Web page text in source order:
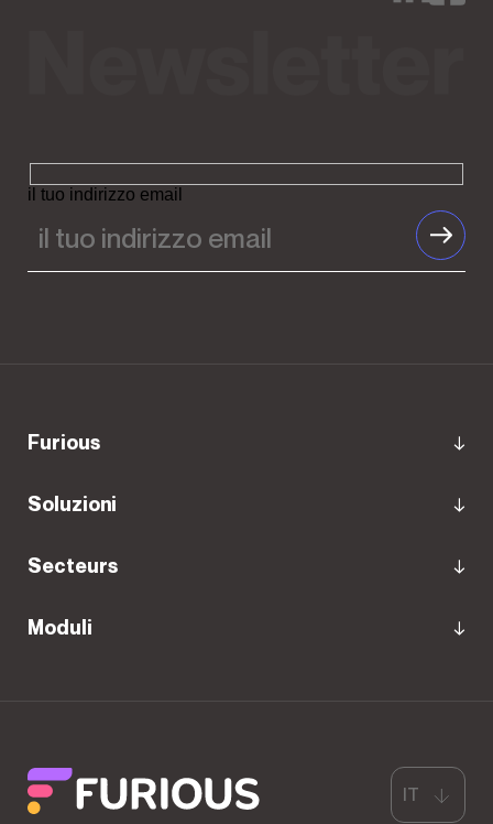
il tuo indirizzo email
Furious
Soluzioni
Secteurs
Moduli
IT